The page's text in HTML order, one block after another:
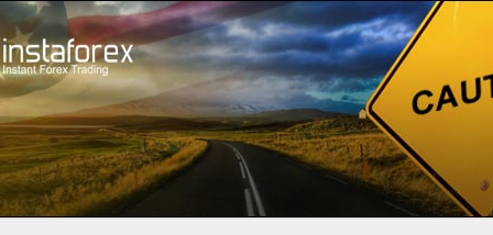
Новости рынка Форекс